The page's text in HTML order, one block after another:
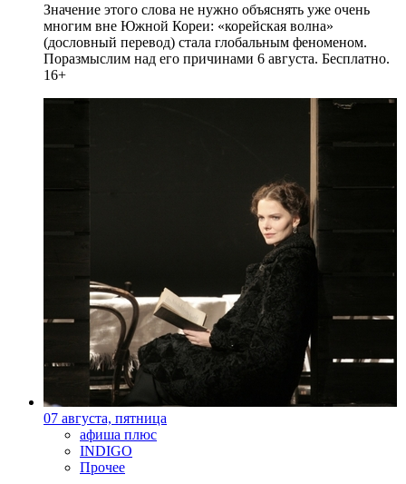
Значение этого слова не нужно объяснять уже очень
многим вне Южной Кореи: «корейская волна»
(дословный перевод) стала глобальным феноменом.
Поразмыслим над его причинами 6 августа. Бесплатно.
16+
07 августа, пятница
афиша плюс
INDIGO
Прочее